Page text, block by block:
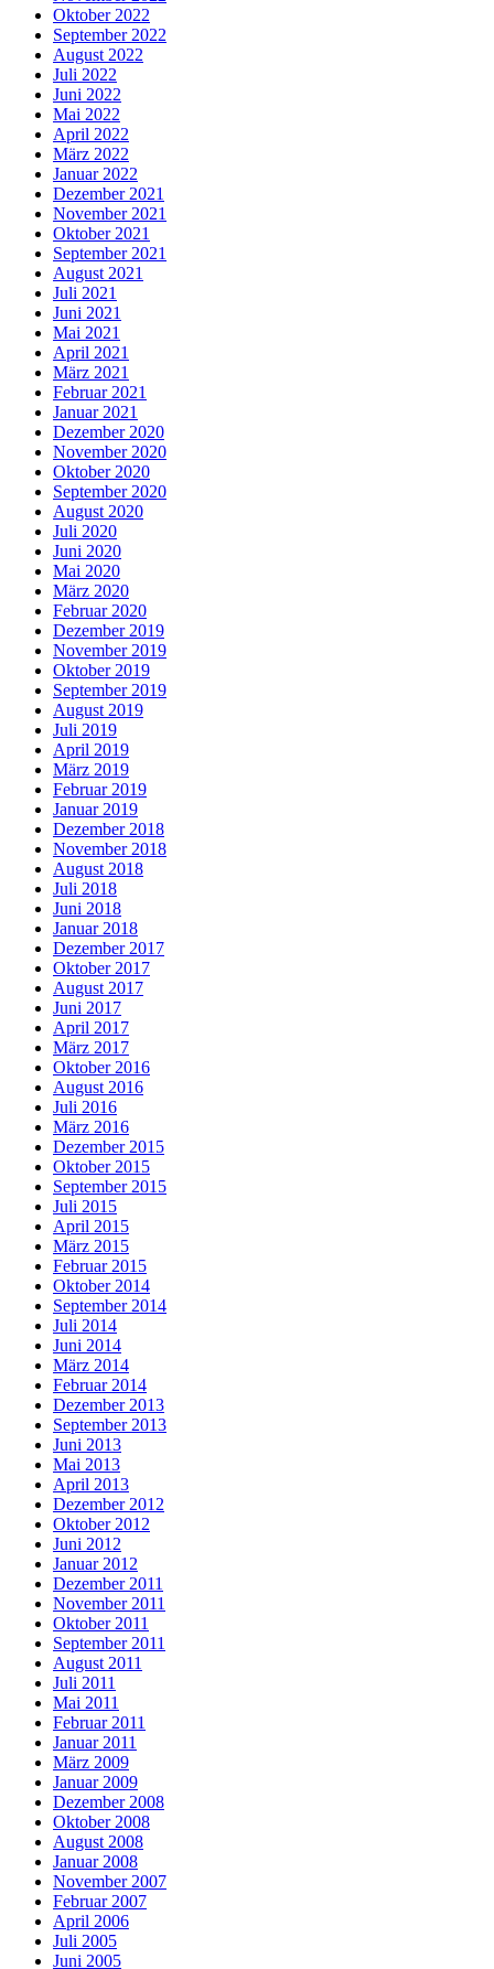
Oktober 2022
September 2022
August 2022
Juli 2022
Juni 2022
Mai 2022
April 2022
März 2022
Januar 2022
Dezember 2021
November 2021
Oktober 2021
September 2021
August 2021
Juli 2021
Juni 2021
Mai 2021
April 2021
März 2021
Februar 2021
Januar 2021
Dezember 2020
November 2020
Oktober 2020
September 2020
August 2020
Juli 2020
Juni 2020
Mai 2020
März 2020
Februar 2020
Dezember 2019
November 2019
Oktober 2019
September 2019
August 2019
Juli 2019
April 2019
März 2019
Februar 2019
Januar 2019
Dezember 2018
November 2018
August 2018
Juli 2018
Juni 2018
Januar 2018
Dezember 2017
Oktober 2017
August 2017
Juni 2017
April 2017
März 2017
Oktober 2016
August 2016
Juli 2016
März 2016
Dezember 2015
Oktober 2015
September 2015
Juli 2015
April 2015
März 2015
Februar 2015
Oktober 2014
September 2014
Juli 2014
Juni 2014
März 2014
Februar 2014
Dezember 2013
September 2013
Juni 2013
Mai 2013
April 2013
Dezember 2012
Oktober 2012
Juni 2012
Januar 2012
Dezember 2011
November 2011
Oktober 2011
September 2011
August 2011
Juli 2011
Mai 2011
Februar 2011
Januar 2011
März 2009
Januar 2009
Dezember 2008
Oktober 2008
August 2008
Januar 2008
November 2007
Februar 2007
April 2006
Juli 2005
Juni 2005